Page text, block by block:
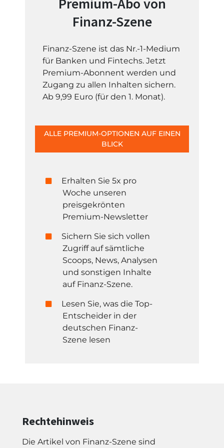
Finanz-Szene
Finanz-Szene ist das Nr.-1-Medium
für Banken und Fintechs. Jetzt
Premium-Abonnent werden und
Zugang zu allen Inhalten sichern.
Ab 9,99 Euro (für den 1. Monat).
ALLE PREMIUM-OPTIONEN AUF EINEN
BLICK
Erhalten Sie 5x pro
Woche unseren
preisgekrönten
Premium-Newsletter
Sichern Sie sich vollen
Zugriff auf sämtliche
Scoops, News, Analysen
und sonstigen Inhalte
auf Finanz-Szene.
Lesen Sie, was die Top-
Entscheider in der
deutschen Finanz-
Szene lesen
Rechtehinweis
Die Artikel von Finanz-Szene sind